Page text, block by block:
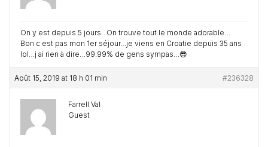
On y est depuis 5 jours…On trouve tout le monde adorable…
Bon c est pas mon 1er séjour…je viens en Croatie depuis 35 ans
lol…j ai rien à dire…99.99% de gens sympas…😎
Août 15, 2019 at 18 h 01 min #236328
Farrell Val
Guest